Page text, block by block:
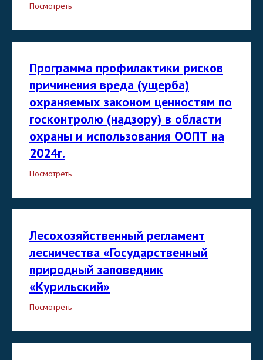
Посмотреть
Программа профилактики рисков
причинения вреда (ущерба)
охраняемых законом ценностям по
госконтролю (надзору) в области
охраны и использования ООПТ на
2024г.
Посмотреть
Лесохозяйственный регламент
лесничества «Государственный
природный заповедник
«Курильский»
Посмотреть